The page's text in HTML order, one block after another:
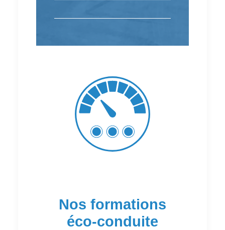
Nos formations
éco-conduite